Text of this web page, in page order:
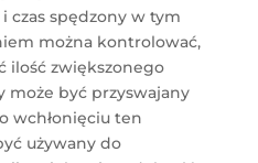
czas spędzony w tym
można kontrolować,
ilość zwiększonego
może być przyswajany
wchłonięciu ten
używany do